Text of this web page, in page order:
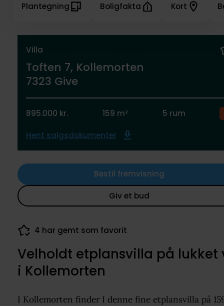
Villa
Toften 7, Kollemorten
7323 Give
895.000 kr. 159 m² 5 rum
Hent salgsdokumenter
Giv et bud
Bestil fremvisning
Plantegning Boligfakta Kort
4 har gemt som favorit
Velholdt etplansvilla på lukket
i Kollemorten
I Kollemorten finder I denne fine etplansvilla på